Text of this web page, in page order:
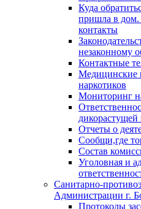
Куда
пришла в
контакты
незаконному
Контактные
Медицинские
наркотиков
Мониторинг
дикорастущей
Отчеты о
Сообщи,где
Состав
Уголовная и
Санитарно-
Администрации г.
Протоколы